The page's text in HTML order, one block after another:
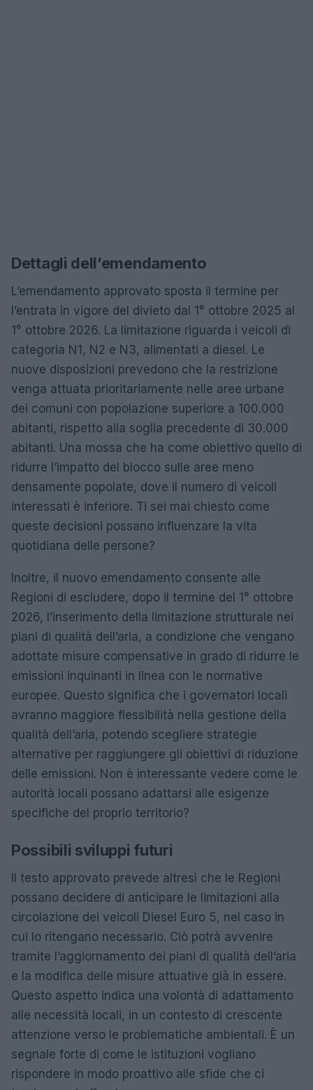
Dettagli dell’emendamento
L’emendamento approvato sposta il termine per
l’entrata in vigore del divieto dal 1° ottobre 2025 al
1° ottobre 2026. La limitazione riguarda i veicoli di
categoria N1, N2 e N3, alimentati a diesel. Le
nuove disposizioni prevedono che la restrizione
venga attuata prioritariamente nelle aree urbane
dei comuni con popolazione superiore a 100.000
abitanti, rispetto alla soglia precedente di 30.000
abitanti. Una mossa che ha come obiettivo quello di
ridurre l’impatto del blocco sulle aree meno
densamente popolate, dove il numero di veicoli
interessati è inferiore. Ti sei mai chiesto come
queste decisioni possano influenzare la vita
quotidiana delle persone?
Inoltre, il nuovo emendamento consente alle
Regioni di escludere, dopo il termine del 1° ottobre
2026, l’inserimento della limitazione strutturale nei
piani di qualità dell’aria, a condizione che vengano
adottate misure compensative in grado di ridurre le
emissioni inquinanti in linea con le normative
europee. Questo significa che i governatori locali
avranno maggiore flessibilità nella gestione della
qualità dell’aria, potendo scegliere strategie
alternative per raggiungere gli obiettivi di riduzione
delle emissioni. Non è interessante vedere come le
autorità locali possano adattarsi alle esigenze
specifiche del proprio territorio?
Possibili sviluppi futuri
Il testo approvato prevede altresì che le Regioni
possano decidere di anticipare le limitazioni alla
circolazione dei veicoli Diesel Euro 5, nel caso in
cui lo ritengano necessario. Ciò potrà avvenire
tramite l’aggiornamento dei piani di qualità dell’aria
e la modifica delle misure attuative già in essere.
Questo aspetto indica una volontà di adattamento
alle necessità locali, in un contesto di crescente
attenzione verso le problematiche ambientali. È un
segnale forte di come le istituzioni vogliano
rispondere in modo proattivo alle sfide che ci